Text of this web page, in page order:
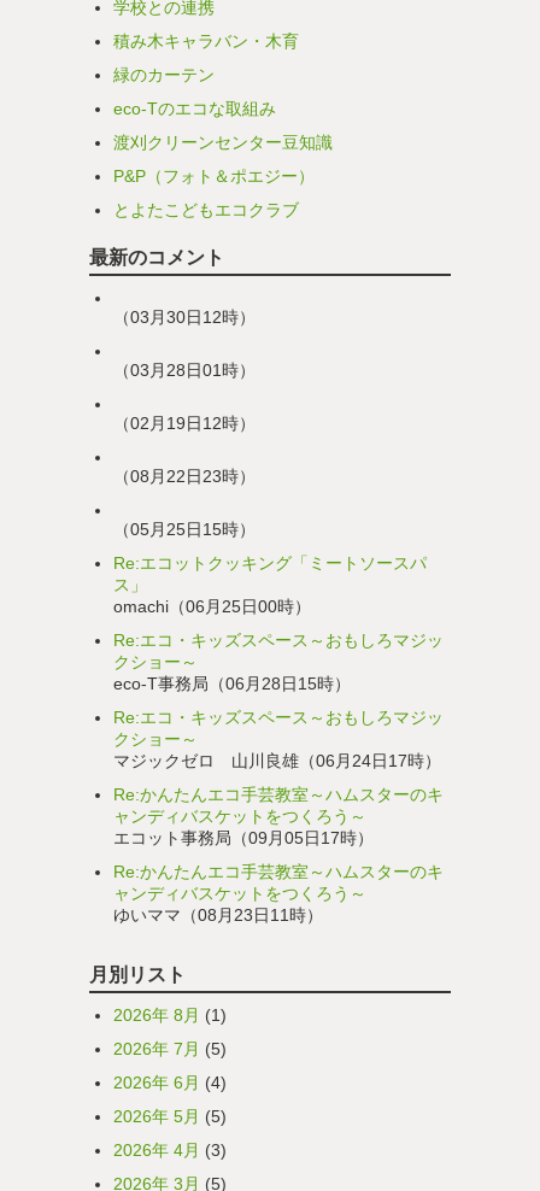
学校との連携
積み木キャラバン・木育
緑のカーテン
eco-Tのエコな取組み
渡刈クリーンセンター豆知識
P&P（フォト＆ポエジー）
とよたこどもエコクラブ
最新のコメント
（03月30日12時）
（03月28日01時）
（02月19日12時）
（08月22日23時）
（05月25日15時）
Re:エコットクッキング「ミートソースパ
ス」
omachi（06月25日00時）
Re:エコ・キッズスペース～おもしろマジッ
クショー～
eco-T事務局（06月28日15時）
Re:エコ・キッズスペース～おもしろマジッ
クショー～
マジックゼロ 山川良雄（06月24日17時）
Re:かんたんエコ手芸教室～ハムスターのキ
ャンディバスケットをつくろう～
エコット事務局（09月05日17時）
Re:かんたんエコ手芸教室～ハムスターのキ
ャンディバスケットをつくろう～
ゆいママ（08月23日11時）
月別リスト
2026年 8月 (1)
2026年 7月 (5)
2026年 6月 (4)
2026年 5月 (5)
2026年 4月 (3)
2026年 3月 (5)